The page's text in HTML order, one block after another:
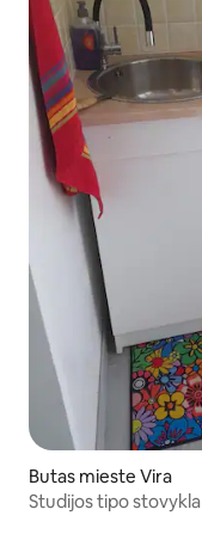
Butas mieste Vira
Studijos tipo stovykla